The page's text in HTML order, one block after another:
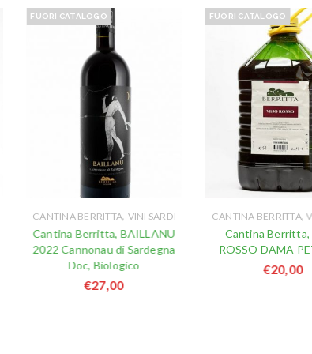
FUORI CATALOGO
CANTINA BERRITTA, VINI SARDI
Cantina Berritta, BAILLANU
2022 Cannonau di Sardegna
Doc, Biologico
€27,00
FUORI CATALOGO
CANTINA BERRITTA,
Cantina
ROSSO DAMA
€20,00